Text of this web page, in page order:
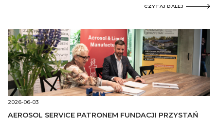
CZYTAJ DALEJ
2026-06-03
AEROSOL SERVICE PATRONEM FUNDACJI PRZYSTAŃ